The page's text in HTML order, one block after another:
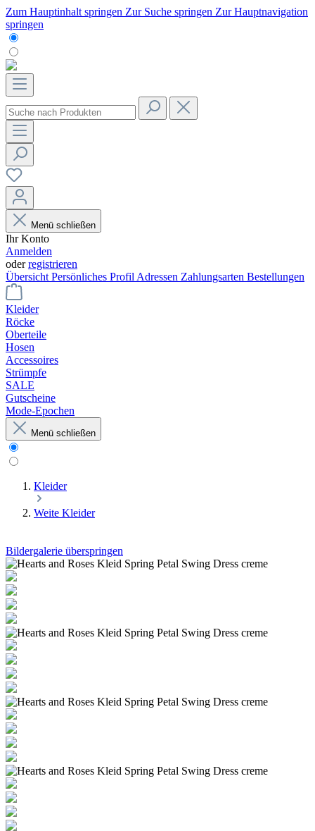
Zum Hauptinhalt springen Zur Suche springen Zur Hauptnavigation
springen
Menü schließen
Ihr Konto
Anmelden
oderregistrieren
Übersicht Persönliches Profil Adressen Zahlungsarten Bestellungen
Kleider
Röcke
Oberteile
Hosen
Accessoires
Strümpfe
SALE
Gutscheine
Mode-Epochen
Menü schließen
Kleider
Weite Kleider
Bildergalerie überspringen